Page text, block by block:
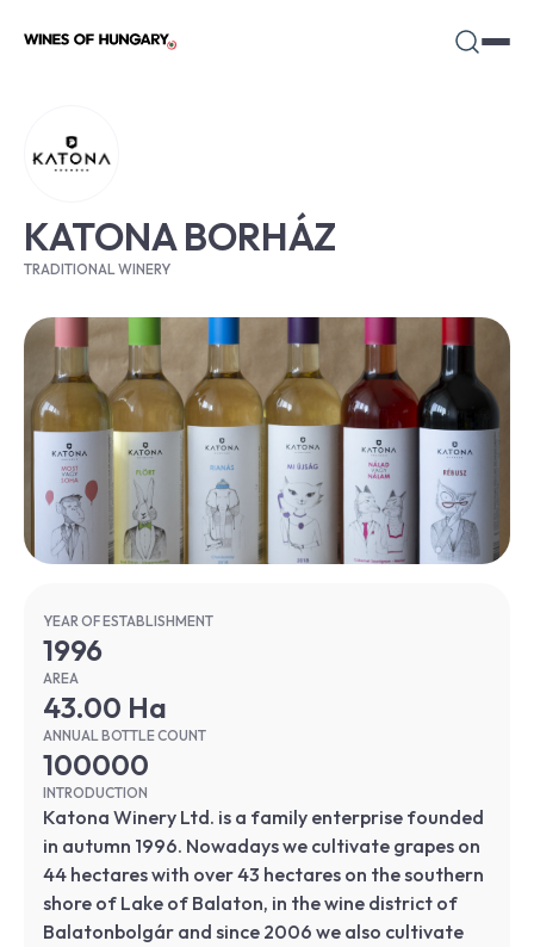
KATONA BORHÁZ
TRADITIONAL WINERY
YEAR OF ESTABLISHMENT
1996
AREA
43.00 Ha
ANNUAL BOTTLE COUNT
100000
INTRODUCTION
Katona Winery Ltd. is a family enterprise founded
in autumn 1996. Nowadays we cultivate grapes on
44 hectares with over 43 hectares on the southern
shore of Lake of Balaton, in the wine district of
Balatonbolgár and since 2006 we also cultivate